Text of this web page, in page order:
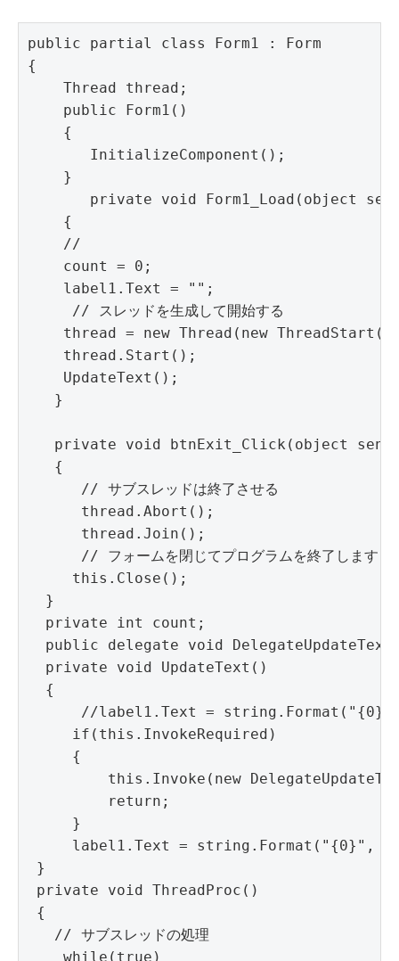
public partial class Form1 : Form
{
    Thread thread;
    public Form1()
    {
       InitializeComponent();
    }
private void Form1_Load(object
    {
    //
    count = 0;
    label1.Text = "";
     // スレッドを生成して開始する
thread = new Thread(new
    thread.Start();
    UpdateText();
   }
private void btnExit_Click(object
   {
      // サブスレッドは終了させる
      thread.Abort();
      thread.Join();
      // フォームを閉じてプログラムを終了します
     this.Close();
  }
  private int count;
public delegate void
  private void UpdateText()
  {
//label1.Text =
     if(this.InvokeRequired)
     {
this.Invoke(new
         return;
     }
label1.Text = string.Format("{0}",
}
private void ThreadProc()
{
   // サブスレッドの処理
    while(true)